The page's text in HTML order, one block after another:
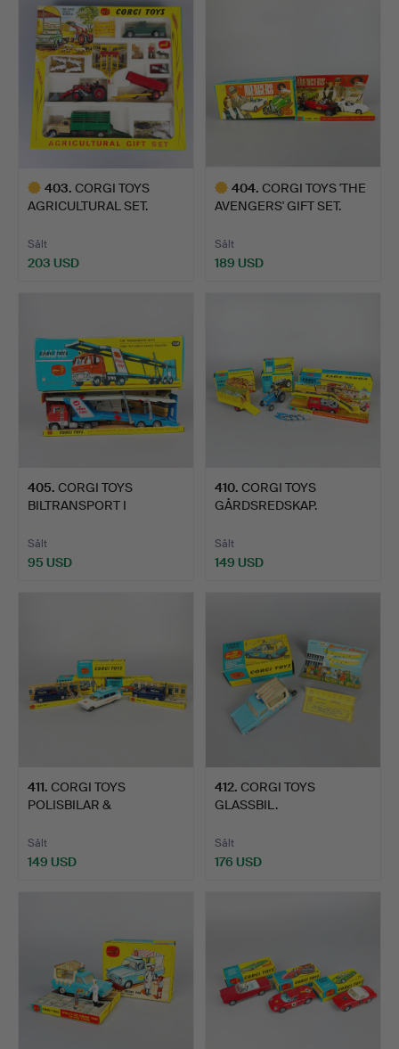
403. CORGI TOYS
AGRICULTURAL SET.
Sålt
203 USD
404. CORGI TOYS 'THE
AVENGERS' GIFT SET.
Sålt
189 USD
405. CORGI TOYS
BILTRANSPORT I
Sålt
95 USD
410. CORGI TOYS
GÅRDSREDSKAP.
Sålt
149 USD
411. CORGI TOYS
POLISBILAR &
Sålt
149 USD
412. CORGI TOYS
GLASSBIL.
Sålt
176 USD